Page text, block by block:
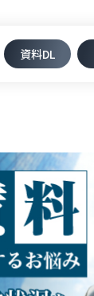
資料DL​